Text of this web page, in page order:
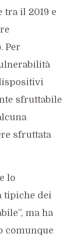
tra il 2019 e
. Per
sfruttabile
sfruttata
lo
tipiche dei
ma ha
comunque